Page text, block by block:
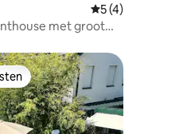
Gemiddelde
5 (4)
met groot